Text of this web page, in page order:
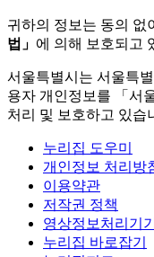
귀하의 정보는 동의 없
법」 에 의해 보호되고
서울특별시는 서울특
용자 개인정보를 「서
처리 및 보호하고 있습
누리집 도우미
개인정보 처리방
이용약관
저작권 정책
영상정보처리기
누리집 바로잡기